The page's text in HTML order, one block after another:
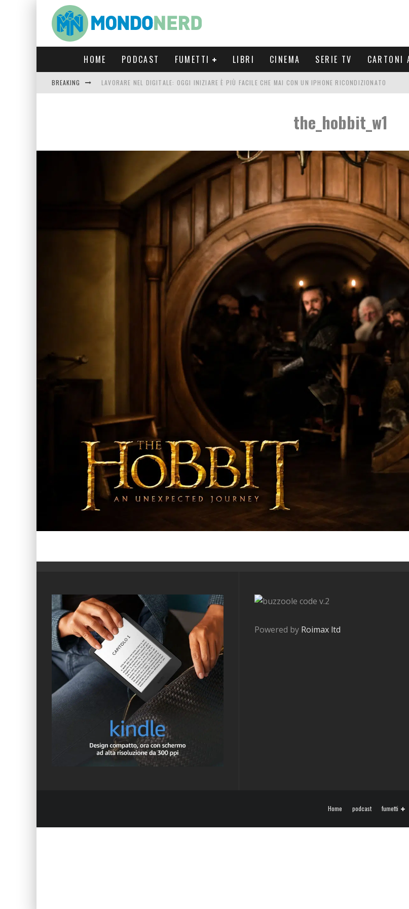
HOME PODCAST FUMETTI LIBRI CINEMA SERIE TV CARTONI
BREAKING LAVORARE NEL DIGITALE: OGGI INIZIARE È PIÙ FACILE CHE MAI CON UN IPHONE RICONDIZIONATO
the_hobbit_w1
v.2
Powered by Roimax ltd
Home podcast fumetti